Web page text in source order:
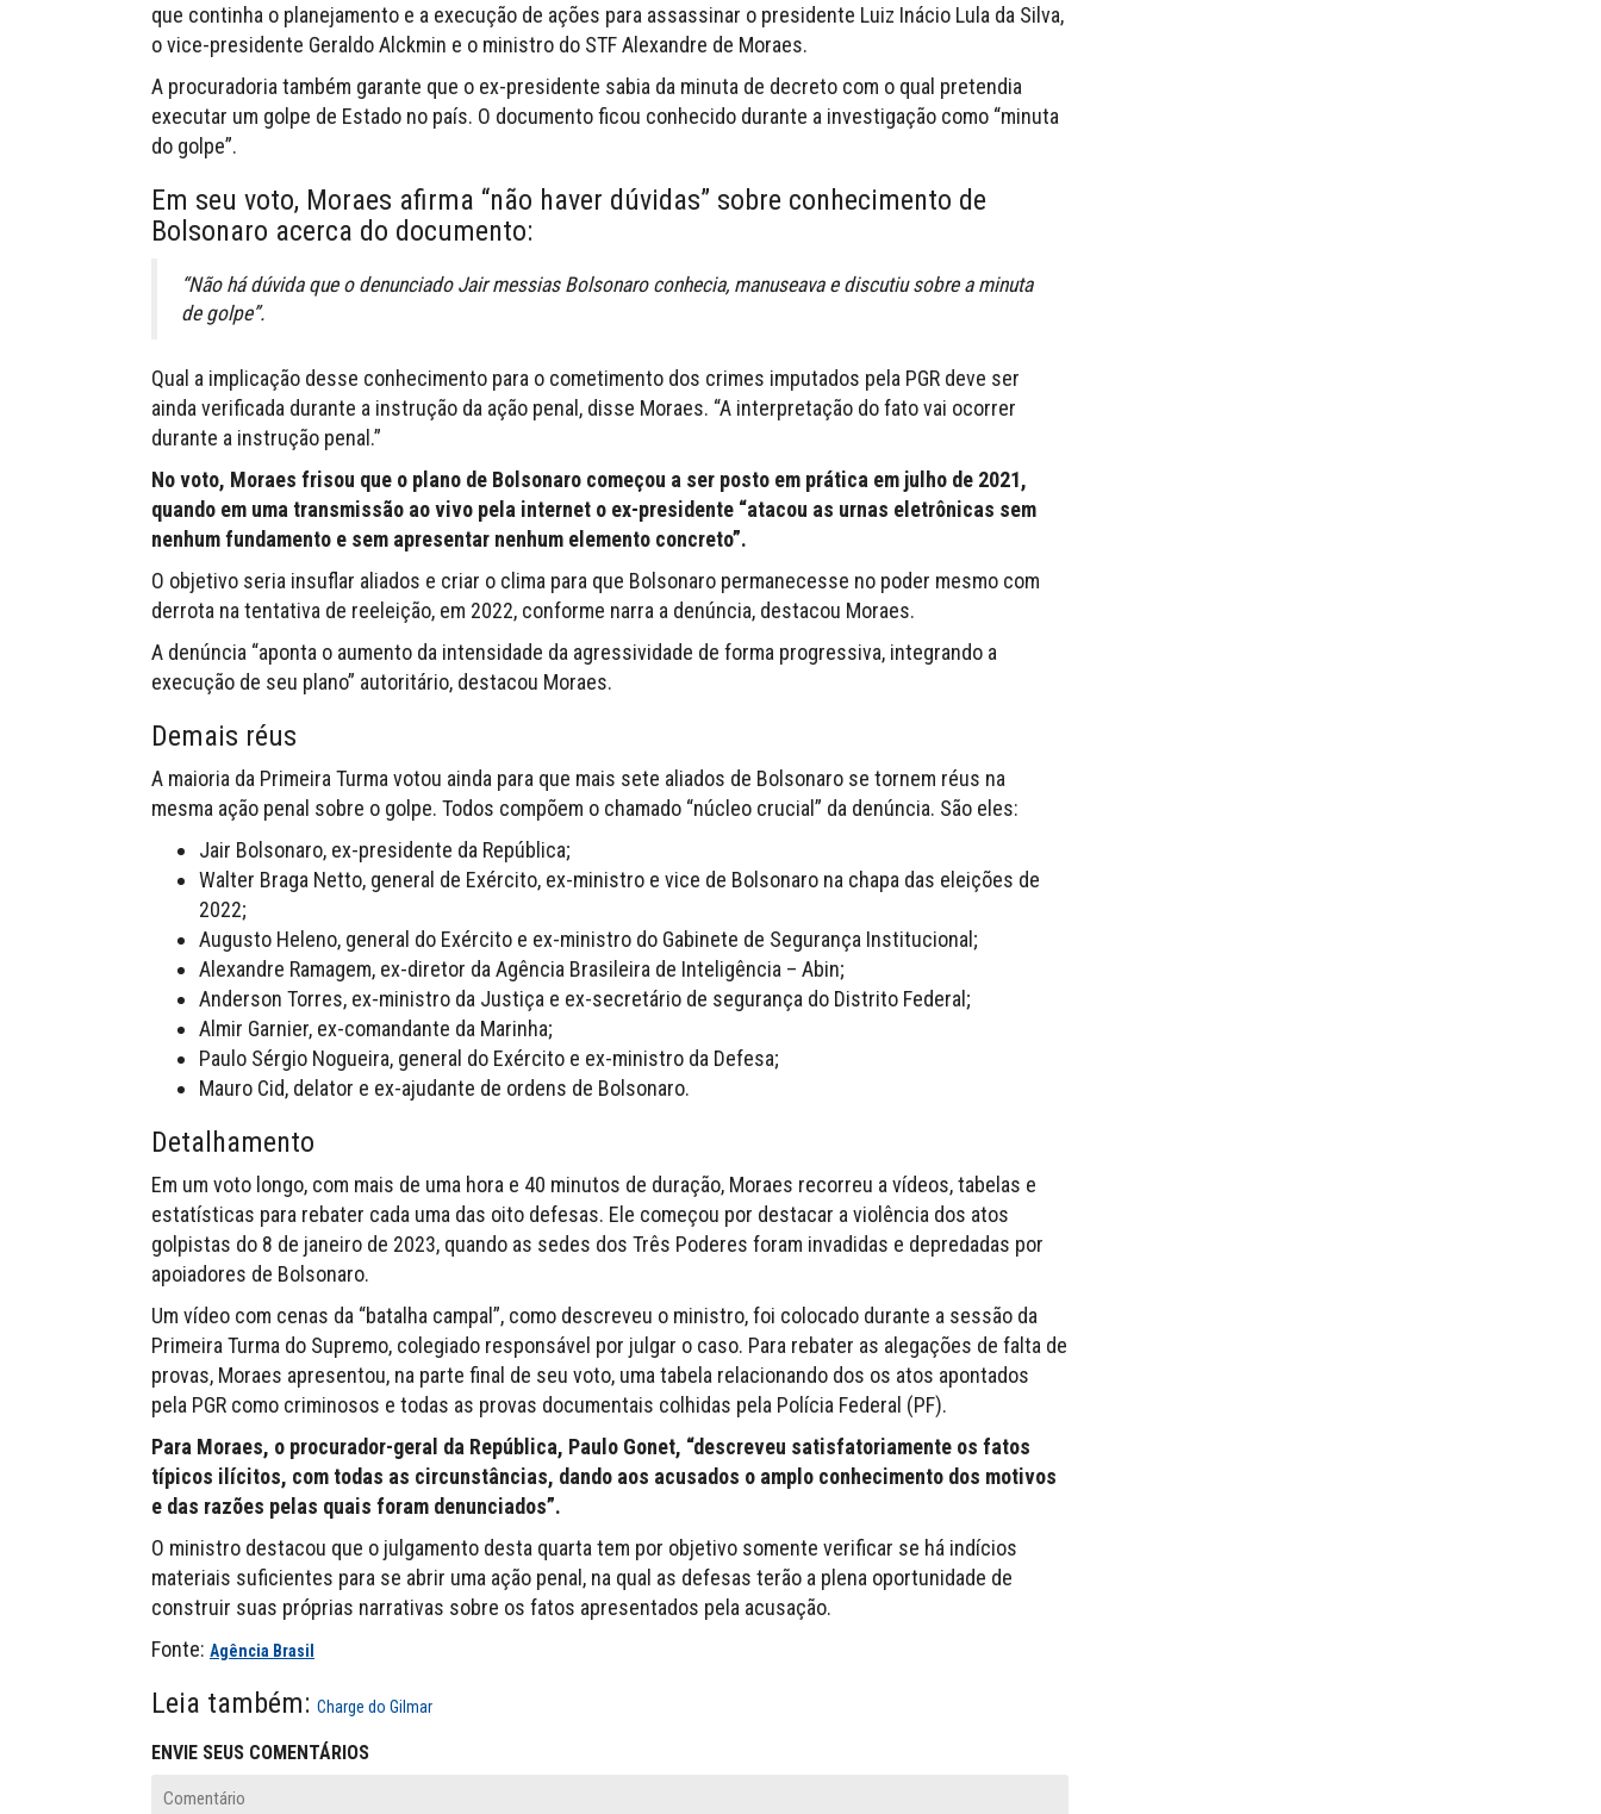
que continha o planejamento e a execução de ações para assassinar o presidente Luiz Inácio Lula da Silva,
o vice-presidente Geraldo Alckmin e o ministro do STF Alexandre de Moraes.
A procuradoria também garante que o ex-presidente sabia da minuta de decreto com o qual pretendia
executar um golpe de Estado no país. O documento ficou conhecido durante a investigação como “minuta
do golpe”.
Em seu voto, Moraes afirma “não haver dúvidas” sobre conhecimento de
Bolsonaro acerca do documento:
“Não há dúvida que o denunciado Jair messias Bolsonaro conhecia, manuseava e discutiu sobre a minuta
de golpe”.
Qual a implicação desse conhecimento para o cometimento dos crimes imputados pela PGR deve ser
ainda verificada durante a instrução da ação penal, disse Moraes. “A interpretação do fato vai ocorrer
durante a instrução penal.”
No voto, Moraes frisou que o plano de Bolsonaro começou a ser posto em prática em julho de 2021,
quando em uma transmissão ao vivo pela internet o ex-presidente “atacou as urnas eletrônicas sem
nenhum fundamento e sem apresentar nenhum elemento concreto”.
O objetivo seria insuflar aliados e criar o clima para que Bolsonaro permanecesse no poder mesmo com
derrota na tentativa de reeleição, em 2022, conforme narra a denúncia, destacou Moraes.
A denúncia “aponta o aumento da intensidade da agressividade de forma progressiva, integrando a
execução de seu plano” autoritário, destacou Moraes.
Demais réus
A maioria da Primeira Turma votou ainda para que mais sete aliados de Bolsonaro se tornem réus na
mesma ação penal sobre o golpe. Todos compõem o chamado “núcleo crucial” da denúncia. São eles:
Jair Bolsonaro, ex-presidente da República;
Walter Braga Netto, general de Exército, ex-ministro e vice de Bolsonaro na chapa das eleições de
2022;
Augusto Heleno, general do Exército e ex-ministro do Gabinete de Segurança Institucional;
Alexandre Ramagem, ex-diretor da Agência Brasileira de Inteligência – Abin;
Anderson Torres, ex-ministro da Justiça e ex-secretário de segurança do Distrito Federal;
Almir Garnier, ex-comandante da Marinha;
Paulo Sérgio Nogueira, general do Exército e ex-ministro da Defesa;
Mauro Cid, delator e ex-ajudante de ordens de Bolsonaro.
Detalhamento
Em um voto longo, com mais de uma hora e 40 minutos de duração, Moraes recorreu a vídeos, tabelas e
estatísticas para rebater cada uma das oito defesas. Ele começou por destacar a violência dos atos
golpistas do 8 de janeiro de 2023, quando as sedes dos Três Poderes foram invadidas e depredadas por
apoiadores de Bolsonaro.
Um vídeo com cenas da “batalha campal”, como descreveu o ministro, foi colocado durante a sessão da
Primeira Turma do Supremo, colegiado responsável por julgar o caso. Para rebater as alegações de falta de
provas, Moraes apresentou, na parte final de seu voto, uma tabela relacionando dos os atos apontados
pela PGR como criminosos e todas as provas documentais colhidas pela Polícia Federal (PF).
Para Moraes, o procurador-geral da República, Paulo Gonet, “descreveu satisfatoriamente os fatos
típicos ilícitos, com todas as circunstâncias, dando aos acusados o amplo conhecimento dos motivos
e das razões pelas quais foram denunciados”.
O ministro destacou que o julgamento desta quarta tem por objetivo somente verificar se há indícios
materiais suficientes para se abrir uma ação penal, na qual as defesas terão a plena oportunidade de
construir suas próprias narrativas sobre os fatos apresentados pela acusação.
Fonte: Agência Brasil
Leia também: Charge do Gilmar
ENVIE SEUS COMENTÁRIOS